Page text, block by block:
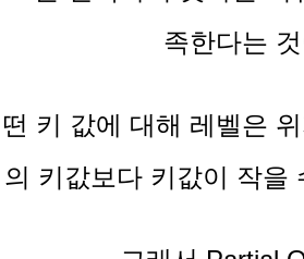
족한다는
키 값에 대해 레벨은
의 키값보다 키값이 작을